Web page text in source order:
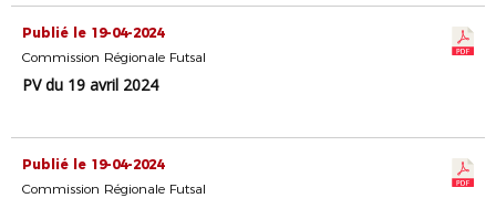
Publié le 19-04-2024
Commission Régionale Futsal
PV du 19 avril 2024
Publié le 19-04-2024
Commission Régionale Futsal